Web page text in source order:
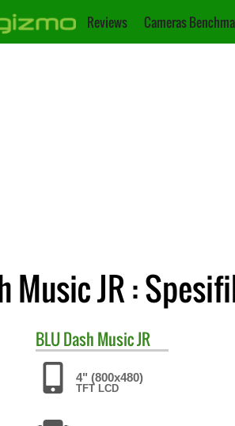
Reviews Cameras
Music JR :
BLUDash Music JR
4" (800x480)
TFT LCD